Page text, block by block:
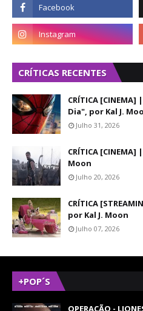
CRÍTICAS RECENTES
CRÍTICA
Dia", por Kal J.
Julho 31, 2026
CRÍTICA
Moon
Julho 20, 2026
CRÍTICA
por Kal J. Moon
Julho 07, 2026
+POP´S
OPERAÇÃO -